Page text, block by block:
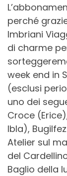
perché
Imbriani
di charme
week end in
(esclusi
uno dei
Croce
Ibla),
Atelier sul
del
Baglio della